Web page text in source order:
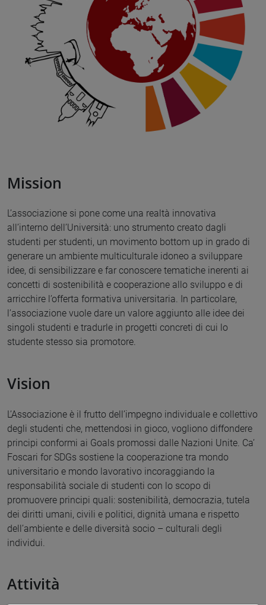
Mission
L’associazione si pone come una realtà innovativa
all’interno dell’Università: uno strumento creato dagli
studenti per studenti, un movimento bottom up in grado di
generare un ambiente multiculturale idoneo a sviluppare
idee, di sensibilizzare e far conoscere tematiche inerenti ai
concetti di sostenibilità e cooperazione allo sviluppo e di
arricchire l’offerta formativa universitaria. In particolare,
l’associazione vuole dare un valore aggiunto alle idee dei
singoli studenti e tradurle in progetti concreti di cui lo
studente stesso sia promotore.
Vision
L’Associazione è il frutto dell’impegno individuale e collettivo
degli studenti che, mettendosi in gioco, vogliono diffondere
principi conformi ai Goals promossi dalle Nazioni Unite. Ca’
Foscari for SDGs sostiene la cooperazione tra mondo
universitario e mondo lavorativo incoraggiando la
responsabilità sociale di studenti con lo scopo di
promuovere principi quali: sostenibilità, democrazia, tutela
dei diritti umani, civili e politici, dignità umana e rispetto
dell’ambiente e delle diversità socio – culturali degli
individui.
Attività